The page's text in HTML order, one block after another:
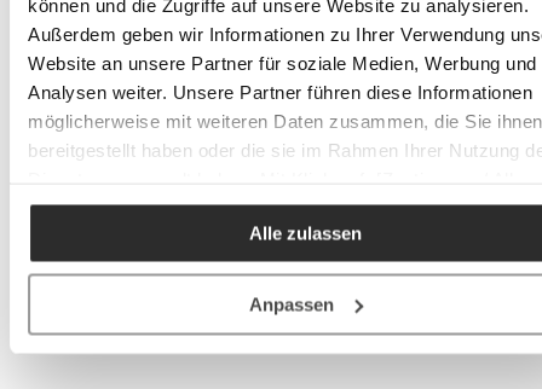
können und die Zugriffe auf unsere Website zu analysieren.
Außerdem geben wir Informationen zu Ihrer Verwendung
Website an unsere Partner für soziale Medien, Werbung und
Analysen weiter. Unsere Partner führen diese Informationen
möglicherweise mit weiteren Daten zusammen, die Sie ihnen
bereitgestellt haben oder die sie im Rahmen Ihrer Nutzung
akzeptieren / etc.]“ erteilen Sie Ihre Einwilligung auch in die
Weitergabe über Ihr Verhalten in unserem Shop an unseren
Partner, die shopware AG (Ebbinghoff 10, 48624
Deutschland), die diese Daten Ihnen nicht persönlich
Produktverbesserungen, Marktverhaltensanalysen)
Alle zulassen
Anpassen